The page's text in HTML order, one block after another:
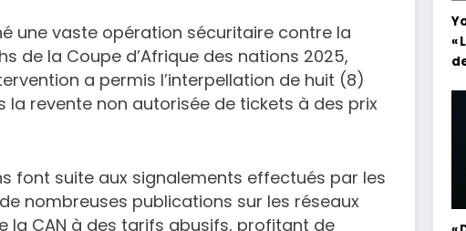
une vaste opération sécuritaire contre la
de la Coupe d’Afrique des nations 2025,
a permis l’interpellation de huit (8)
la revente non autorisée de tickets à des prix
font suite aux signalements effectués par les
nombreuses publications sur les réseaux
CAN à des tarifs abusifs, profitant de
«